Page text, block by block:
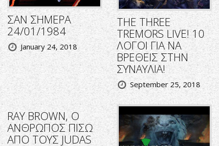
ΣΑΝ ΣΗΜΕΡΑ
24/01/1984
January 24, 2018
THE THREE
TREMORS LIVE! 10
ΛΟΓΟΙ ΓΙΑ ΝΑ
ΒΡΕΘΕΙΣ ΣΤΗΝ
ΣΥΝΑΥΛΙΑ!
September 25, 2018
RΑΥ BROWN, O
ΑΝΘΡΩΠΟΣ ΠΙΣΩ
ΑΠΟ ΤΟΥΣ JUDAS